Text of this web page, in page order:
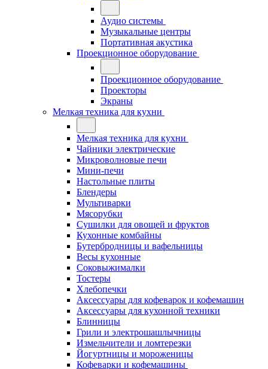
Аудио системы
Музыкальные центры
Портативная акустика
Проекционное оборудование
Проекционное оборудование
Проекторы
Экраны
Мелкая техника для кухни
Мелкая техника для кухни
Чайники электрические
Микроволновые печи
Мини-печи
Настольные плиты
Блендеры
Мультиварки
Мясорубки
Сушилки для овощей и фруктов
Кухонные комбайны
Бутербродницы и вафельницы
Весы кухонные
Соковыжималки
Тостеры
Хлебопечки
Аксессуары для кофеварок и кофемашин
Аксессуары для кухонной техники
Блинницы
Грили и электрошашлычницы
Измельчители и ломтерезки
Йогуртницы и мороженицы
Кофеварки и кофемашины